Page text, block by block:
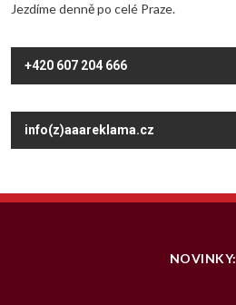
Jezdíme denně po celé Praze.
+420 607 204 666
info(z)aaareklama.cz
NOVINKY: